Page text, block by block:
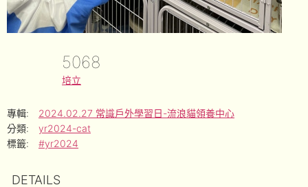
5068
培立
專輯:
2024.02.27 常識戶外學習日-流浪貓領養中心
分類:
yr2024-cat
標籤:
#yr2024
DETAILS